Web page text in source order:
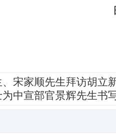
宋家顺先生拜访胡立
为中宣部官景辉先生